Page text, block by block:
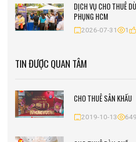
DỊCH VỤ CHO THUÊ
PHỤNG HCM
2026-07-31 1
TIN ĐƯỢC QUAN TÂM
CHO THUÊ SÂN KHẤU
2019-10-13 649